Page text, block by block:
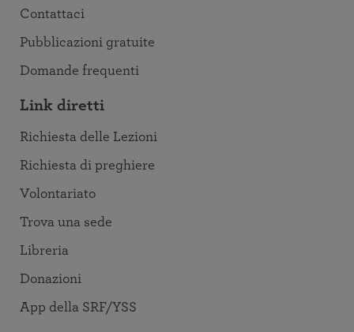
Contattaci
Pubblicazioni gratuite
Domande frequenti
Link diretti
Richiesta delle Lezioni
Richiesta di preghiere
Volontariato
Trova una sede
Libreria
Donazioni
App della SRF/YSS